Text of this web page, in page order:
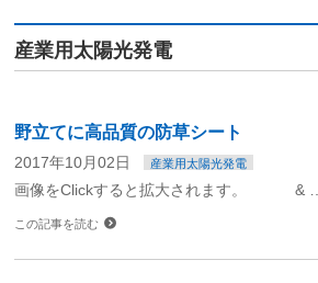
産業用太陽光発電
野立てに高品質の防草シート
2017年10月02日 産業用太陽光発電
画像をClickすると拡大されます。 & …
この記事を読む